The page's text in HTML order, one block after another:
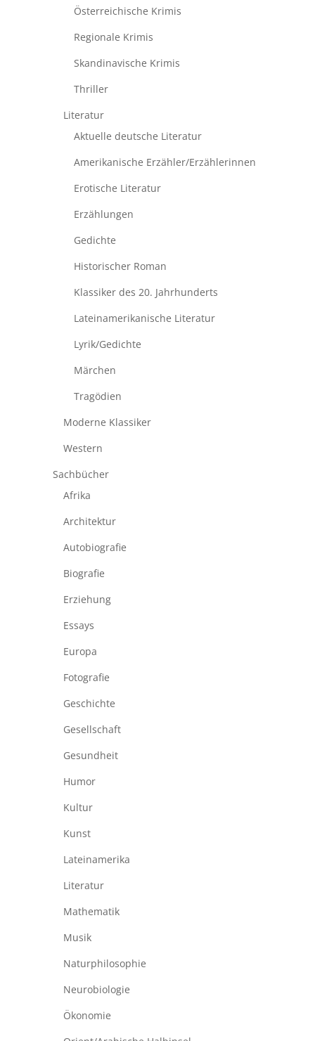
Österreichische Krimis
Regionale Krimis
Skandinavische Krimis
Thriller
Literatur
Aktuelle deutsche Literatur
Amerikanische Erzähler/Erzählerinnen
Erotische Literatur
Erzählungen
Gedichte
Historischer Roman
Klassiker des 20. Jahrhunderts
Lateinamerikanische Literatur
Lyrik/Gedichte
Märchen
Tragödien
Moderne Klassiker
Western
Sachbücher
Afrika
Architektur
Autobiografie
Biografie
Erziehung
Essays
Europa
Fotografie
Geschichte
Gesellschaft
Gesundheit
Humor
Kultur
Kunst
Lateinamerika
Literatur
Mathematik
Musik
Naturphilosophie
Neurobiologie
Ökonomie